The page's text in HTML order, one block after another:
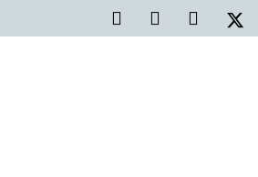
Situația Politică Actuală
din România: O Analiză
Comprehensivă